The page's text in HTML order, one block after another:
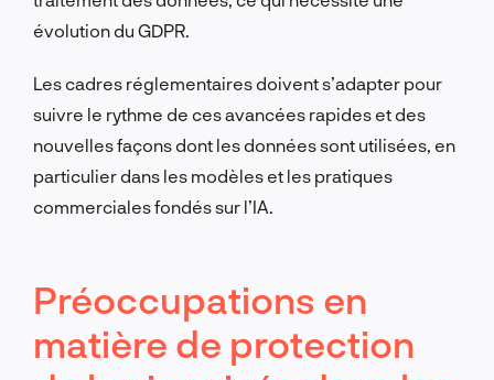
évolution du GDPR.
Les cadres réglementaires doivent s’adapter pour
suivre le rythme de ces avancées rapides et des
nouvelles façons dont les données sont utilisées, en
particulier dans les modèles et les pratiques
commerciales fondés sur l’IA.
Préoccupations en
matière de protection